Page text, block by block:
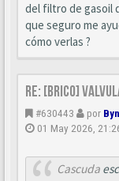
del filtro de gasoil
que seguro me
cómo verlas ?
Re: [BRICO]
#630443 por
01 May 2026,
Cascuda